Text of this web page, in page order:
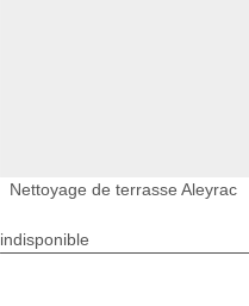
Nettoyage de terrasse Aleyrac
indisponible